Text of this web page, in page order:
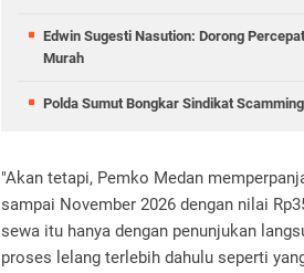
Edwin Sugesti Nasution: Dorong
Murah
Polda Sumut Bongkar Sindikat
"Akan tetapi, Pemko Medan
sampai November 2026 dengan nilai
sewa itu hanya dengan penunjukan
proses lelang terlebih dahulu seperti